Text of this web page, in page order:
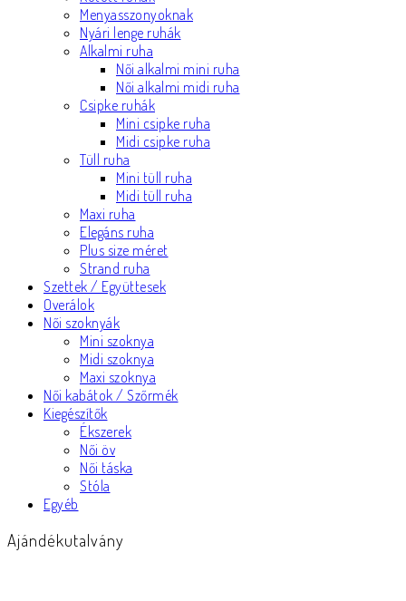
Menyasszonyoknak
Nyári lenge ruhák
Alkalmi ruha
Női alkalmi mini ruha
Női alkalmi midi ruha
Csipke ruhák
Mini csipke ruha
Midi csipke ruha
Tüll ruha
Mini tüll ruha
Midi tüll ruha
Maxi ruha
Elegáns ruha
Plus size méret
Strand ruha
Szettek / Együttesek
Overálok
Női szoknyák
Mini szoknya
Midi szoknya
Maxi szoknya
Női kabátok / Szőrmék
Kiegészítők
Ékszerek
Női öv
Női táska
Stóla
Egyéb
Ajándékutalvány